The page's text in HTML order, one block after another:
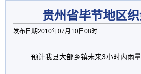
贵州省毕节地区
发布日期2010年07月10日08时
预计我县大部乡镇未来3小时内雨